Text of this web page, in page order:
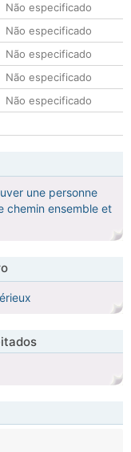
Não especificado
Não especificado
Não especificado
Não especificado
Não especificado
une personne
chemin ensemble et